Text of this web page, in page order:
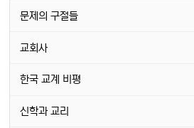
문제의 구절들
교회사
한국 교계 비평
신학과 교리